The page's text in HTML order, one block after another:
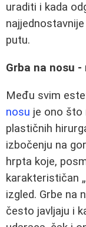
uraditi i kada
putu.
Grba na nosu
Među svim
nosu je ono što
plastičnih
izbočenju na
hrpta koje,
karakterističan
izgled. Grbe na
često javljaju i